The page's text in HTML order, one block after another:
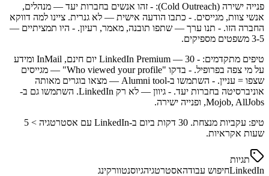
פנייה ישירה (Cold Outreach): - זהו אנשים בחברות יעד — מנהלים,
אנשי צוות, מגייסים. - כתבו הודעה אישית — לא גנרית. ציינו למה דווקא
החברה הזו. - תנו ערך — שתפו תובנה, מאמר, רעיון. - היו תמציתיים —
3-5 משפטים מספיקים.
טיפים מתקדמים: - LinkedIn Premium — 30 יום חינם, InMail ומידע
על מי צפה בפרופיל. - בדקו "Who viewed your profile" — מגייסים
שצפו = עניין. - השתמשו ב-Alumni tool — מצאו בוגרים מאותה
אוניברסיטה בחברות יעד. - גיוון — לא רק LinkedIn. השתמשו גם ב-
Mojob, AllJobs, ופנייה ישירה.
טיפ: עקביות מנצחת. 30 דקות ביום ב-LinkedIn עם אסטרטגיה > 5
שעות אקראיות.
תגיות
LinkedInחיפוש עבודהאסטרטגיהגיוסנטוורקינג